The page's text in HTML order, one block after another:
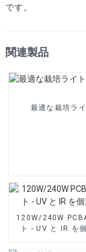
です。
関連製品
最適な栽培ラ
120W/240W
ト - UV と IR を